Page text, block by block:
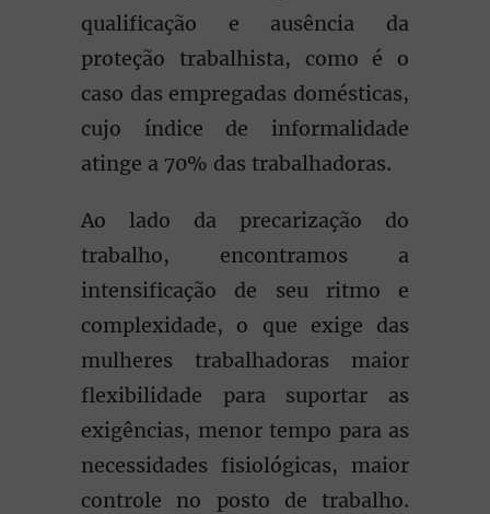
qualificação e ausência da
proteção trabalhista, como é o
caso das empregadas domésticas,
cujo índice de informalidade
atinge a 70% das trabalhadoras.
Ao lado da precarização do
trabalho, encontramos a
intensificação de seu ritmo e
complexidade, o que exige das
mulheres trabalhadoras maior
flexibilidade para suportar as
exigências, menor tempo para as
necessidades fisiológicas, maior
controle no posto de trabalho.